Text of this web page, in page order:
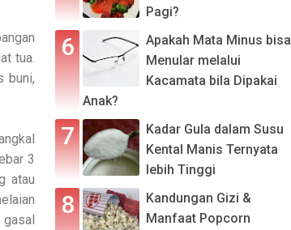
tua.
buni,
3
atau
gasal
Pagi?
Apakah Mata Minus bisa
Menular melalui
Kacamata bila Dipakai
Anak?
Kadar Gula dalam Susu
Kental Manis Ternyata
lebih Tinggi
Kandungan Gizi &
Manfaat Popcorn